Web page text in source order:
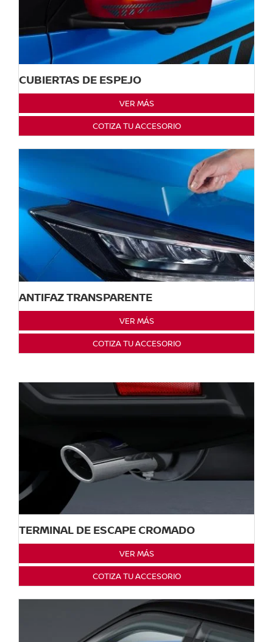
CUBIERTAS DE ESPEJO
VER MÁS
COTIZA TU ACCESORIO
ANTIFAZ TRANSPARENTE
VER MÁS
COTIZA TU ACCESORIO
TERMINAL DE ESCAPE CROMADO
VER MÁS
COTIZA TU ACCESORIO